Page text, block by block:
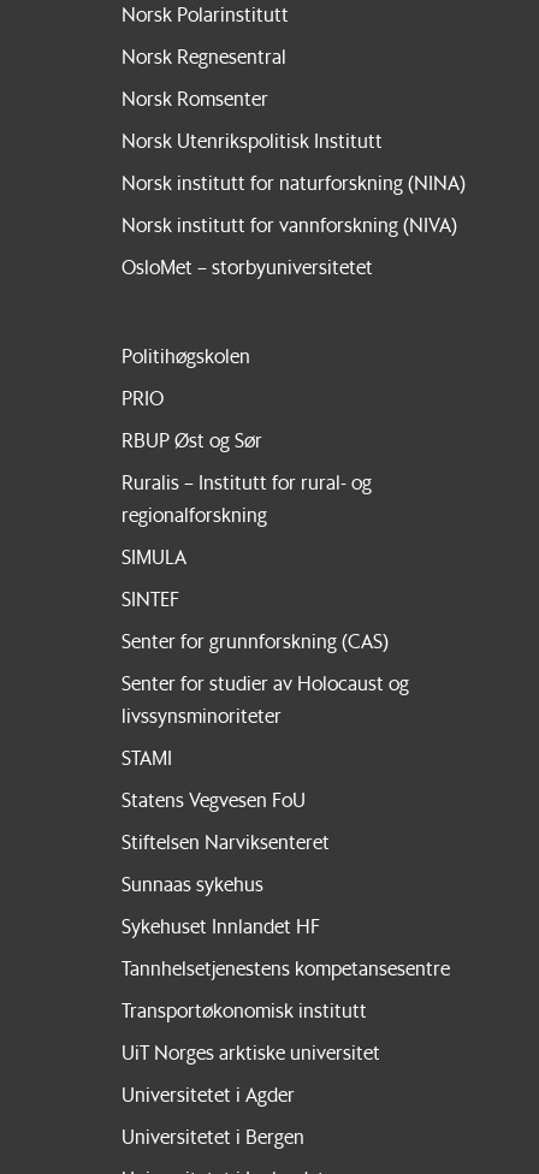
Norsk Polarinstitutt
Norsk Regnesentral
Norsk Romsenter
Norsk Utenrikspolitisk Institutt
Norsk institutt for naturforskning (NINA)
Norsk institutt for vannforskning (NIVA)
OsloMet – storbyuniversitetet
Politihøgskolen
PRIO
RBUP Øst og Sør
Ruralis – Institutt for rural- og
regionalforskning
SIMULA
SINTEF
Senter for grunnforskning (CAS)
Senter for studier av Holocaust og
livssynsminoriteter
STAMI
Statens Vegvesen FoU
Stiftelsen Narviksenteret
Sunnaas sykehus
Sykehuset Innlandet HF
Tannhelsetjenestens kompetansesentre
Transportøkonomisk institutt
UiT Norges arktiske universitet
Universitetet i Agder
Universitetet i Bergen